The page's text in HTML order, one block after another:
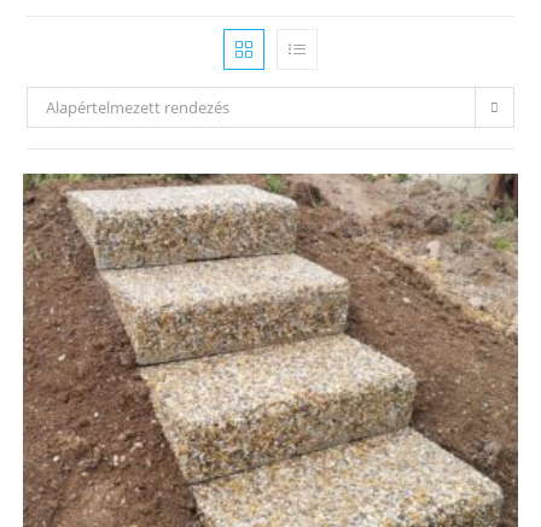
Alapértelmezett rendezés